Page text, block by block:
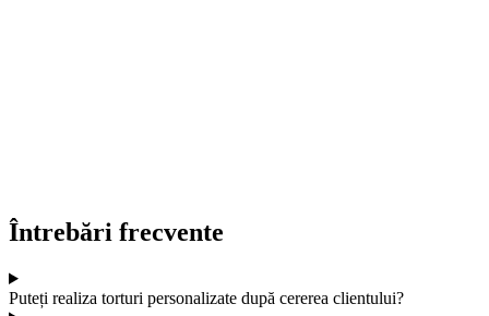
Întrebări frecvente
Puteți realiza torturi personalizate după cererea clientului?